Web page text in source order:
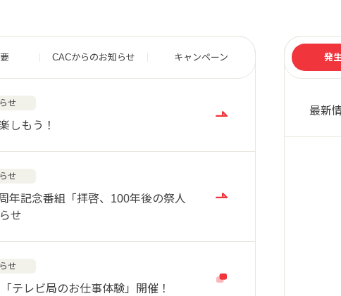
CACからのお知らせ キャンペーン
せ
しもう！
せ
年記念番組「拝啓、100年後の祭人
せ
せ
テレビ局のお仕事体験」開催！
発
最新